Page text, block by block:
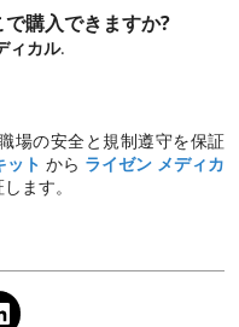
購入できますか?
ィカル.
場の安全と規制遵守を保証
ット から ライゼン メディカ
ます。